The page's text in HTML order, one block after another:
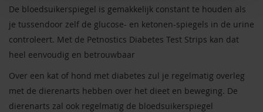
De bloedsuikerspiegel is gemakkelijk constant te houden als
je tussendoor zelf de glucose- en ketonen-spiegels in de urine
controleert. Met de Petnostics Diabetes Test Strips kan dat
heel eenvoudig en betrouwbaar
Over een kat of hond met diabetes zul je regelmatig overleg
met de dierenarts hebben over het dieet en beweging. De
dierenarts zal ook regelmatig de bloedsuikerspiegel